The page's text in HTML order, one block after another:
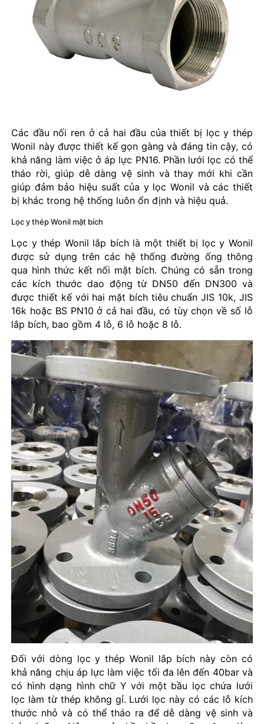
Các đầu nối ren ở cả hai đầu của thiết bị lọc y thép
Wonil này được thiết kế gọn gàng và đáng tin cậy, có
khả năng làm việc ở áp lực PN16. Phần lưới lọc có thể
tháo rời, giúp dễ dàng vệ sinh và thay mới khi cần
giúp đảm bảo hiệu suất của y lọc Wonil và các thiết
bị khác trong hệ thống luôn ổn định và hiệu quả.
Lọc y thép Wonil mặt bích
Lọc y thép Wonil lắp bích là một thiết bị lọc y Wonil
được sử dụng trên các hệ thống đường ống thông
qua hình thức kết nối mặt bích. Chúng có sẵn trong
các kích thước dao động từ DN50 đến DN300 và
được thiết kế với hai mặt bích tiêu chuẩn JIS 10k, JIS
16k hoặc BS PN10 ở cả hai đầu, có tùy chọn về số lỗ
lắp bích, bao gồm 4 lỗ, 6 lỗ hoặc 8 lỗ.
Đối với dòng lọc y thép Wonil lắp bích này còn có
khả năng chịu áp lực làm việc tối đa lên đến 40bar và
có hình dạng hình chữ Y với một bầu lọc chứa lưới
lọc làm từ thép không gỉ. Lưới lọc này có các lỗ kích
thước nhỏ và có thể tháo ra để dễ dàng vệ sinh và